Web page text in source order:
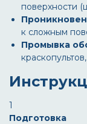
поверхности
к сложным
Промывка
1
Подготовка